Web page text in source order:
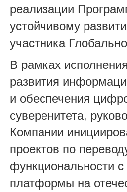
реализации
устойчивому
участника
В рамках
развития
и обеспечения
суверенитета,
Компании
проектов по
функциональности
платформы на